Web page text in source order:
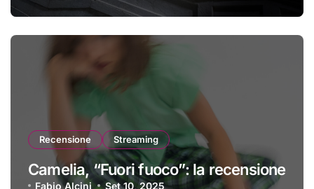
Recensione Streaming
Camelia, “Fuori fuoco”: la recensione
Fabio Alcini Set 10, 2025